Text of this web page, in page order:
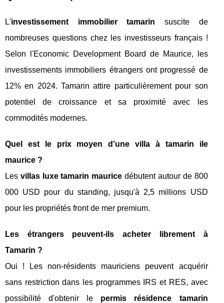
L'investissement immobilier tamarin suscite de
nombreuses questions chez les investisseurs français !
Selon l'Economic Development Board de Maurice, les
investissements immobiliers étrangers ont progressé de
12% en 2024. Tamarin attire particulièrement pour son
potentiel de croissance et sa proximité avec les
commodités modernes.
Quel est le prix moyen d'une villa à tamarin ile
maurice ?
Les villas luxe tamarin maurice débutent autour de 800
000 USD pour du standing, jusqu'à 2,5 millions USD
pour les propriétés front de mer premium.
Les étrangers peuvent-ils acheter librement à
Tamarin ?
Oui ! Les non-résidents mauriciens peuvent acquérir
sans restriction dans les programmes IRS et RES, avec
possibilité d'obtenir le permis résidence tamarin